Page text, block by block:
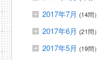
2017年7月 (14問）
2017年6月 (21問）
2017年5月 (19問）